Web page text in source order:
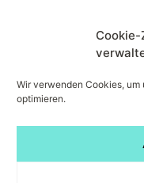
Cookie-
Wir verwenden Cookies, um
optimieren.
ALLE
Folge uns